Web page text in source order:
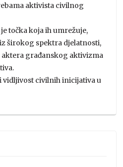
aktivista civilnog
točka koja ih umrežuje,
širokog spektra djelatnosti,
građanskog aktivizma
vidljivost civilnih inicijativa u